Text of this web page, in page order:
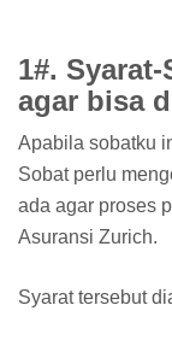
1#.
agar bisa
Apabila sobatku
Sobat perlu
ada agar proses
Asuransi Zurich.
Syarat tersebut